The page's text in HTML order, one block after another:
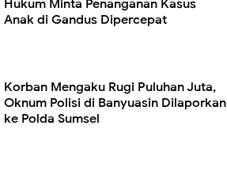
Hukum Minta Penanganan Kasus
Anak di Gandus Dipercepat
Korban Mengaku Rugi Puluhan Juta,
Oknum Polisi di Banyuasin Dilaporkan
ke Polda Sumsel